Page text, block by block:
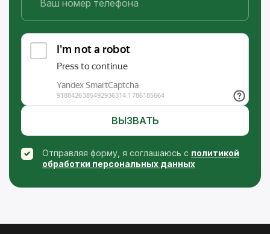
ВЫЗВАТЬ
Отправляя форму, я соглашаюсь с политикой
обработки персональных данных